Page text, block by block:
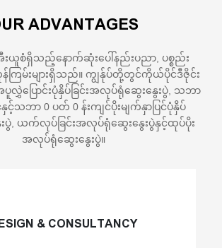
ADVANTAGES
စံရှိသည့်နောက်ဆုံးပေါ်နည်းပညာ, ပစ္စည်း
န်ကြမ်းများရှိသည်။ ကျွန်ုပ်တို့တွင်ကိုယ်ပိုင်ဒီဇိုင်း
ပူလွှဲပြောင်းပုံနှိပ်ခြင်းအလုပ်ရုံဆွေးနွေးပွဲ, သဘာ
င့်သဘာ 0 ပတ် 0 န်းကျင်ပိုးမျက်နှာပြင်ပုံနှိပ်
ပွဲ, ယက်လုပ်ခြင်းအလုပ်ရုံဆွေးနွေးပွဲနှင့်ထုပ်ပိုး
အလုပ်ရုံဆွေးနွေးပွဲ။
& CONSULTANCY